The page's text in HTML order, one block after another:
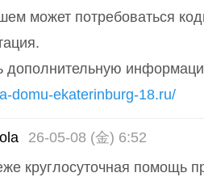
может потребоваться
дополнительную
domu-ekaterinburg-18.ru/
26-05-08 (金) 6:52
круглосуточная помощь